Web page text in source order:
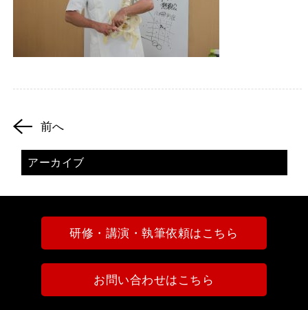
前へ
アーカイブ
研修・講演・執筆依頼はこちら
お問い合わせはこちら